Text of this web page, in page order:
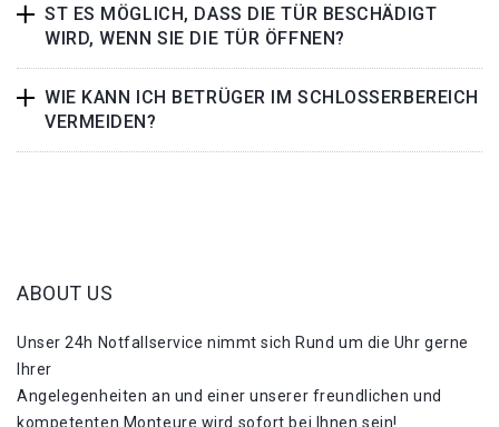
ST ES MÖGLICH, DASS DIE TÜR BESCHÄDIGT
WIRD, WENN SIE DIE TÜR ÖFFNEN?
WIE KANN ICH BETRÜGER IM SCHLOSSERBEREICH
VERMEIDEN?
ABOUT US
Unser 24h Notfallservice nimmt sich Rund um die Uhr gerne
Ihrer
Angelegenheiten an und einer unserer freundlichen und
kompetenten Monteure wird sofort bei Ihnen sein!